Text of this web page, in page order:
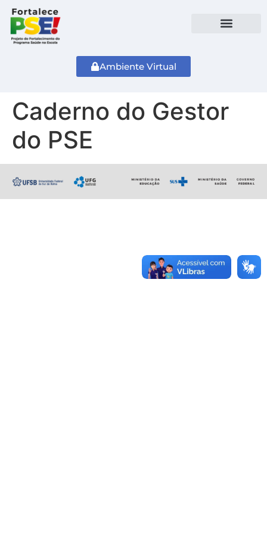
Ambiente Virtual
Caderno do Gestor
do PSE